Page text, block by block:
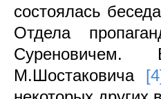
состоялась
Отдела
Суреновичем.
М.Шостаковича